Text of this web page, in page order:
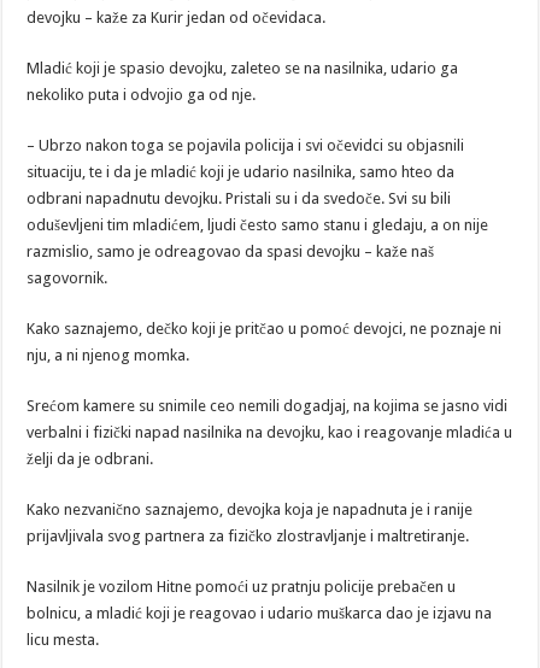
devojku – kaže za Kurir jedan od očevidaca.
Mladić koji je spasio devojku, zaleteo se na nasilnika, udario ga
nekoliko puta i odvojio ga od nje.
– Ubrzo nakon toga se pojavila policija i svi očevidci su objasnili
situaciju, te i da je mladić koji je udario nasilnika, samo hteo da
odbrani napadnutu devojku. Pristali su i da svedoče. Svi su bili
oduševljeni tim mladićem, ljudi često samo stanu i gledaju, a on nije
razmislio, samo je odreagovao da spasi devojku – kaže naš
sagovornik.
Kako saznajemo, dečko koji je pritčao u pomoć devojci, ne poznaje ni
nju, a ni njenog momka.
Srećom kamere su snimile ceo nemili dogadjaj, na kojima se jasno vidi
verbalni i fizički napad nasilnika na devojku, kao i reagovanje mladića u
želji da je odbrani.
Kako nezvanično saznajemo, devojka koja je napadnuta je i ranije
prijavljivala svog partnera za fizičko zlostravljanje i maltretiranje.
Nasilnik je vozilom Hitne pomoći uz pratnju policije prebačen u
bolnicu, a mladić koji je reagovao i udario muškarca dao je izjavu na
licu mesta.